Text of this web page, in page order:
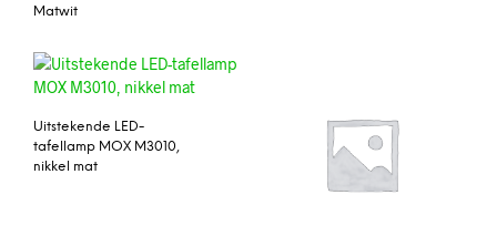
Matwit
Uitstekende LED-
tafellamp MOX M3010,
nikkel mat